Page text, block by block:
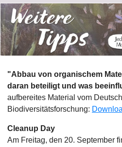
"Abbau von organischem
daran beteiligt und was
aufbereites Material vom
Biodiversitätsforschung:
Cleanup Day
Am Freitag, den 20. September